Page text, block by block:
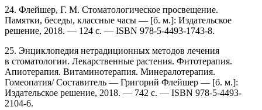
24. Флейшер, Г. М. Стоматологическое просвещение.
Памятки, беседы, классные часы — [б. м.]: Издательское
решение, 2018. — 124 c. — ISBN 978-5-4493-1743-8.
25. Энциклопедия нетрадиционных методов лечения
в стоматологии. Лекарственные растения. Фитотерапия.
Апиотерапия. Витаминотерапия. Минералотерапия.
Гомеопатия/ Составитель — Григорий Флейшер — [б. м.]:
Издательское решение, 2018. — 742 c. — ISBN 978-5-4493-
2104-6.